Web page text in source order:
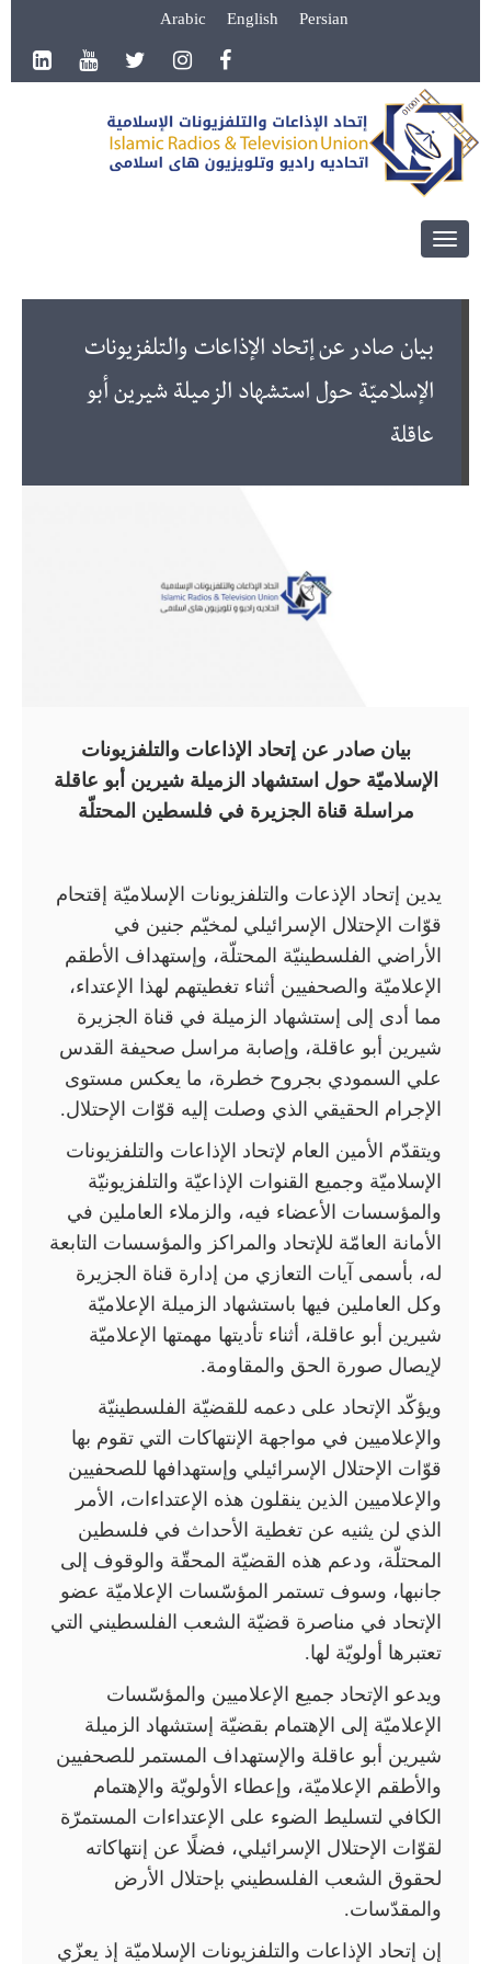
Arabic English Persian
Toggle
بيان صادر عن إتحاد الإذاعات والتلفزيونات
الإسلاميّة حول استشهاد الزميلة شيرين أبو
عاقلة
بيان صادر عن إتحاد الإذاعات والتلفزيونات
الإسلاميّة حول استشهاد الزميلة شيرين أبو عاقلة
مراسلة قناة الجزيرة في فلسطين المحتلّة
يدين إتحاد الإذعات والتلفزيونات الإسلاميّة إقتحام
قوّات الإحتلال الإسرائيلي لمخيّم جنين في
الأراضي الفلسطينيّة المحتلّة، وإستهداف الأطقم
الإعلاميّة والصحفيين أثناء تغطيتهم لهذا الإعتداء،
مما أدى إلى إستشهاد الزميلة في قناة الجزيرة
شيرين أبو عاقلة، وإصابة مراسل صحيفة القدس
علي السمودي بجروح خطرة، ما يعكس مستوى
الإجرام الحقيقي الذي وصلت إليه قوّات الإحتلال.
ويتقدّم الأمين العام لإتحاد الإذاعات والتلفزيونات
الإسلاميّة وجميع القنوات الإذاعيّة والتلفزيونيّة
والمؤسسات الأعضاء فيه، والزملاء العاملين في
الأمانة العامّة للإتحاد والمراكز والمؤسسات التابعة
له، بأسمى آيات التعازي من إدارة قناة الجزيرة
وكل العاملين فيها باستشهاد الزميلة الإعلاميّة
شيرين أبو عاقلة، أثناء تأديتها مهمتها الإعلاميّة
لإيصال صورة الحق والمقاومة.
ويؤكّد الإتحاد على دعمه للقضيّة الفلسطينيّة
والإعلاميين في مواجهة الإنتهاكات التي تقوم بها
قوّات الإحتلال الإسرائيلي وإستهدافها للصحفيين
والإعلاميين الذين ينقلون هذه الإعتداءات، الأمر
الذي لن يثنيه عن تغطية الأحداث في فلسطين
المحتلّة، ودعم هذه القضيّة المحقّة والوقوف إلى
جانبها، وسوف تستمر المؤسّسات الإعلاميّة عضو
الإتحاد في مناصرة قضيّة الشعب الفلسطيني التي
تعتبرها أولويّة لها.
ويدعو الإتحاد جميع الإعلاميين والمؤسّسات
الإعلاميّة إلى الإهتمام بقضيّة إستشهاد الزميلة
شيرين أبو عاقلة والإستهداف المستمر للصحفيين
والأطقم الإعلاميّة، وإعطاء الأولويّة والإهتمام
الكافي لتسليط الضوء على الإعتداءات المستمرّة
لقوّات الإحتلال الإسرائيلي، فضلًا عن إنتهاكاته
لحقوق الشعب الفلسطيني بإحتلال الأرض
والمقدّسات.
إن إتحاد الإذاعات والتلفزيونات الإسلاميّة إذ يعزّي